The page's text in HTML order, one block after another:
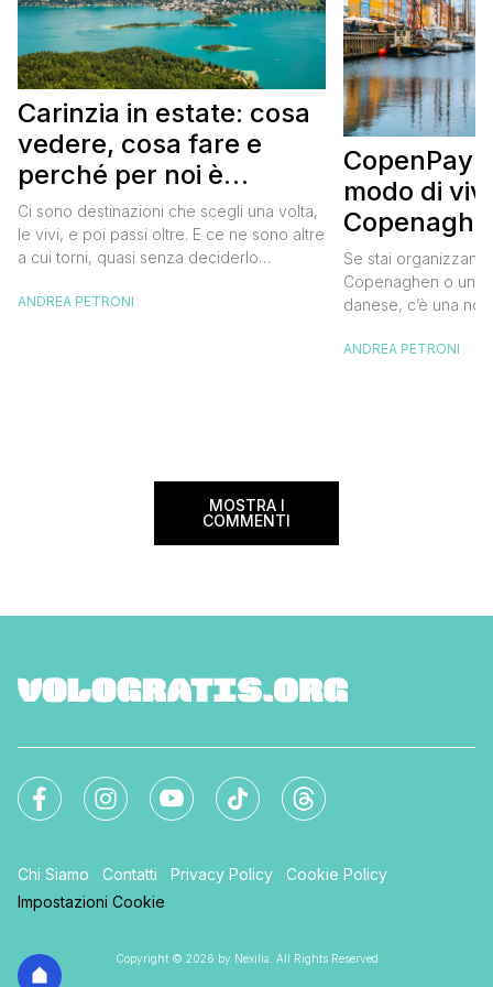
Carinzia in estate: cosa
vedere, cosa fare e
perché per noi è
diventata una
destinazione del cuore
Ci sono destinazioni che scegli una volta,
le vivi, e poi passi oltre. E ce ne sono altre
a cui torni, quasi senza deciderlo
richiamarti indietro più che il contrario. Per
ANDREA PETRONI
CopenPay:
modo di
meglio e
meno
Se stai
Copenaghen o un
danese, c’è una
CopenPay ed è
ANDREA PETRONI
MOSTRA I
COMMENTI
Chi Siamo Contatti Privacy Policy
Cookie Policy
Impostazioni Cookie
Copyright © 2026 by Nexilia. All Rights Reserved